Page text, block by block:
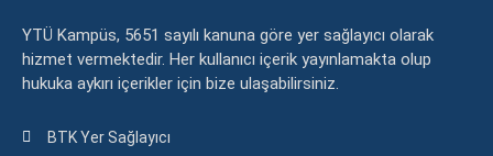
YTÜ Kampüs, 5651 sayılı kanuna göre yer sağlayıcı olarak
hizmet vermektedir. Her kullanıcı içerik yayınlamakta olup
hukuka aykırı içerikler için bize ulaşabilirsiniz.
BTK Yer Sağlayıcı